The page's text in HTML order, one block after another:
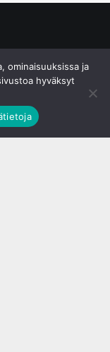
ominaisuuksissa ja
hyväksyt